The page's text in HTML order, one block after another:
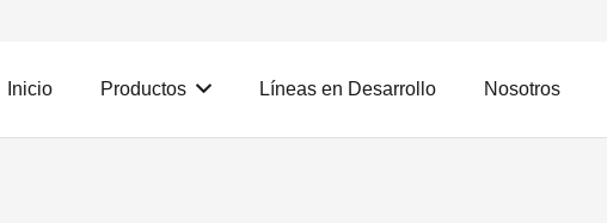
Inicio Productos Líneas en Desarrollo Nosotros